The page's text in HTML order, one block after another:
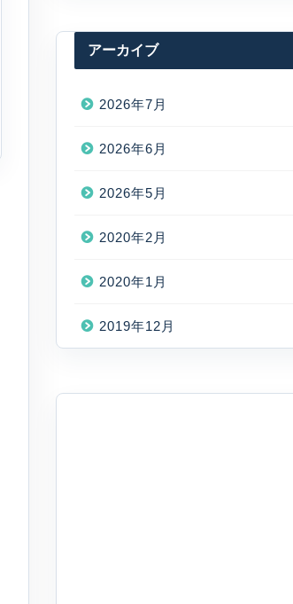
アーカイブ
2026年7月
2026年6月
2026年5月
2020年2月
2020年1月
2019年12月